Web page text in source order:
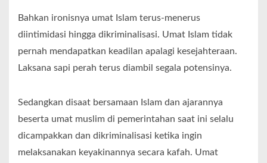
Bahkan ironisnya umat Islam terus-menerus
diintimidasi hingga dikriminalisasi. Umat Islam tidak
pernah mendapatkan keadilan apalagi kesejahteraan.
Laksana sapi perah terus diambil segala potensinya.
Sedangkan disaat bersamaan Islam dan ajarannya
beserta umat muslim di pemerintahan saat ini selalu
dicampakkan dan dikriminalisasi ketika ingin
melaksanakan keyakinannya secara kafah. Umat